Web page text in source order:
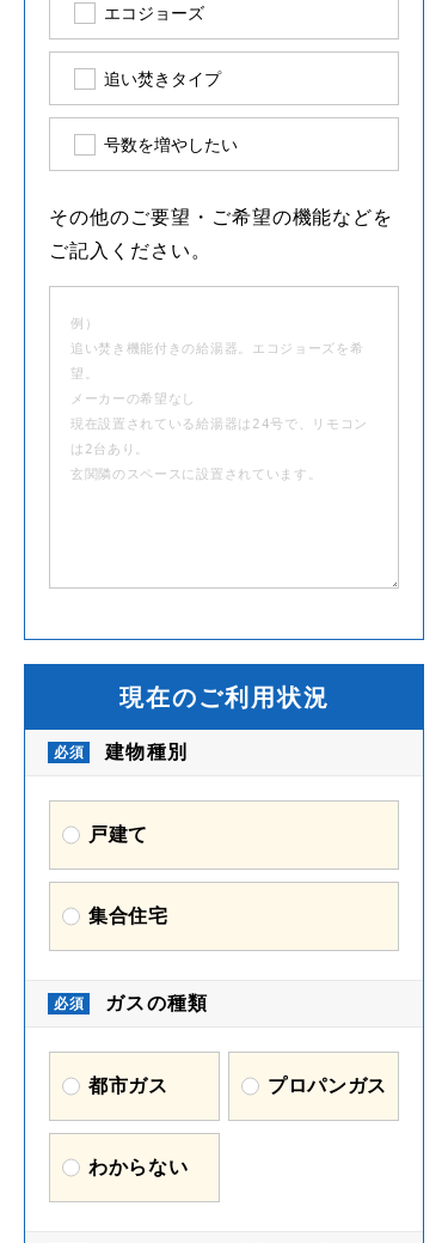
エコジョーズ
追い焚きタイプ
号数を増やしたい
その他のご要望・ご希望の機能などを
ご記入ください。
現在のご利用状況
建物種別
戸建て
集合住宅
ガスの種類
都市ガス プロパンガス
わからない